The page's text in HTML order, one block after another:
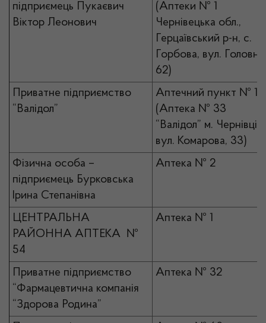
підприємець Пукаєвич
Віктор Леонович
(Аптеки № 1
Чернівецька обл.,
Герцаївський р-н, с.
Горбова, вул. Головна,
62)
Приватне підприємство
“Валідол”
Аптечний пункт № 1
(Аптека № 33
“Валідол” м. Чернівці,
вул. Комарова, 33)
Фізична особа –
підприємець Бурковська
Ірина Степанівна
Аптека № 2
ЦЕНТРАЛЬНА
РАЙОННА АПТЕКА №
54
Аптека № 1
Приватне підприємство
“Фармацевтична компанія
“Здорова Родина”
Аптека № 32